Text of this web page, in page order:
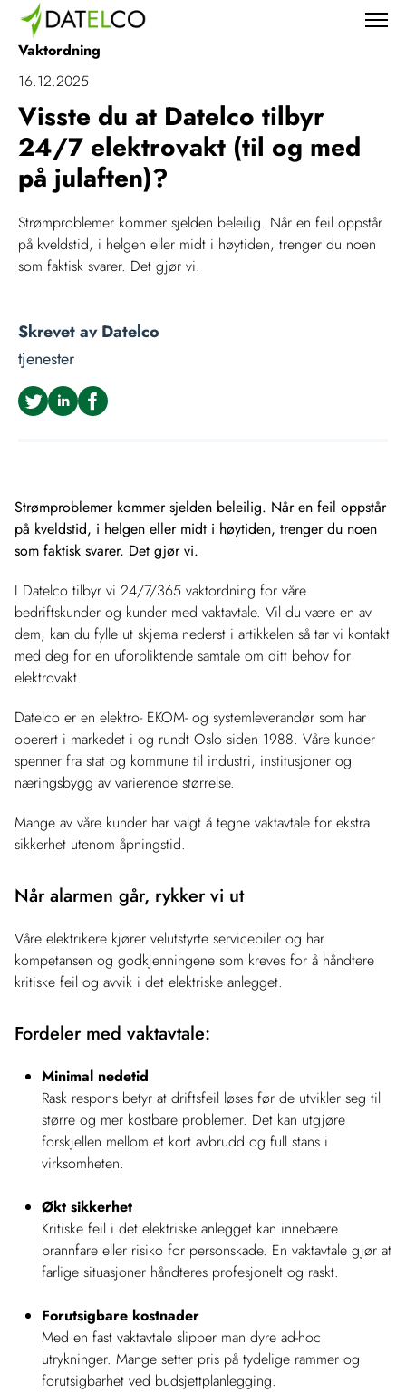
Vaktordning
16.12.2025
Visste du at Datelco tilbyr
24/7 elektrovakt (til og med
på julaften)?
Strømproblemer kommer sjelden beleilig. Når en feil oppstår
på kveldstid, i helgen eller midt i høytiden, trenger du noen
som faktisk svarer. Det gjør vi.
Skrevet av Datelco
tjenester
Strømproblemer kommer sjelden beleilig. Når en feil oppstår
på kveldstid, i helgen eller midt i høytiden, trenger du noen
som faktisk svarer. Det gjør vi.
I Datelco tilbyr vi 24/7/365 vaktordning for våre
bedriftskunder og kunder med vaktavtale. Vil du være en av
dem, kan du fylle ut skjema nederst i artikkelen så tar vi kontakt
med deg for en uforpliktende samtale om ditt behov for
elektrovakt.
Datelco er en elektro- EKOM- og systemleverandør som har
operert i markedet i og rundt Oslo siden 1988. Våre kunder
spenner fra stat og kommune til industri, institusjoner og
næringsbygg av varierende størrelse.
Mange av våre kunder har valgt å tegne vaktavtale for ekstra
sikkerhet utenom åpningstid.
Når alarmen går, rykker vi ut
Våre elektrikere kjører velutstyrte servicebiler og har
kompetansen og godkjenningene som kreves for å håndtere
kritiske feil og avvik i det elektriske anlegget.
Fordeler med vaktavtale:
Minimal nedetid
Rask respons betyr at driftsfeil løses før de utvikler seg til
større og mer kostbare problemer. Det kan utgjøre
forskjellen mellom et kort avbrudd og full stans i
virksomheten.
Økt sikkerhet
Kritiske feil i det elektriske anlegget kan innebære
brannfare eller risiko for personskade. En vaktavtale gjør at
farlige situasjoner håndteres profesjonelt og raskt.
Forutsigbare kostnader
Med en fast vaktavtale slipper man dyre ad-hoc
utrykninger. Mange setter pris på tydelige rammer og
forutsigbarhet ved budsjettplanlegging.